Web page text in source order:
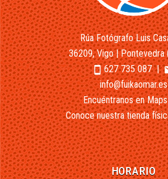
Rúa Fotógrafo Luis
36209, Vigo | Pontevedra
smartphone627 735 087|
info@fuikaomar.es
Encuéntranos en
Conoce nuestra tienda
HORARIO